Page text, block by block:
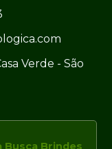
Verde - São
Busca Brindes